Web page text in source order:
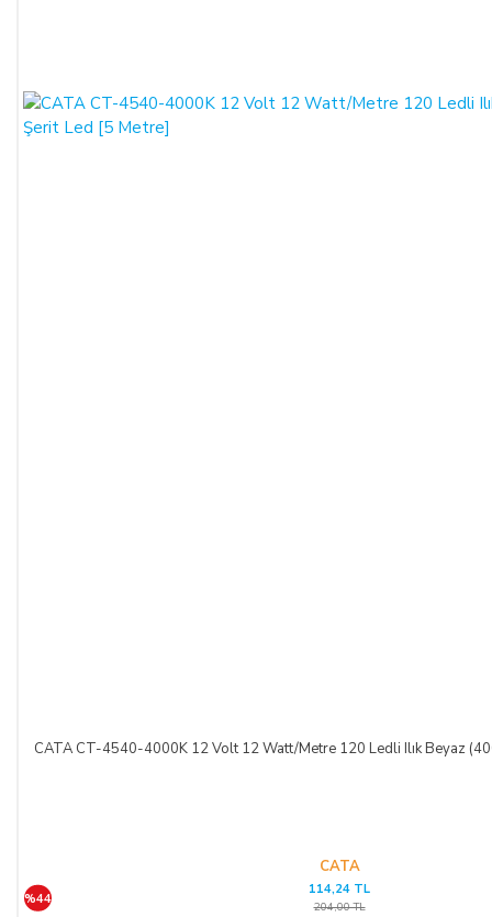
CATA CT-4540-4000K 12 Volt 12 Watt/Metre 120 Ledli Ilık Beyaz
CATA
%44
114,24 TL
204,00 TL